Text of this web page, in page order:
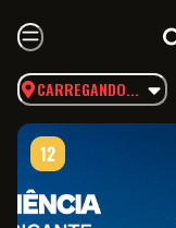
CARREGANDO...